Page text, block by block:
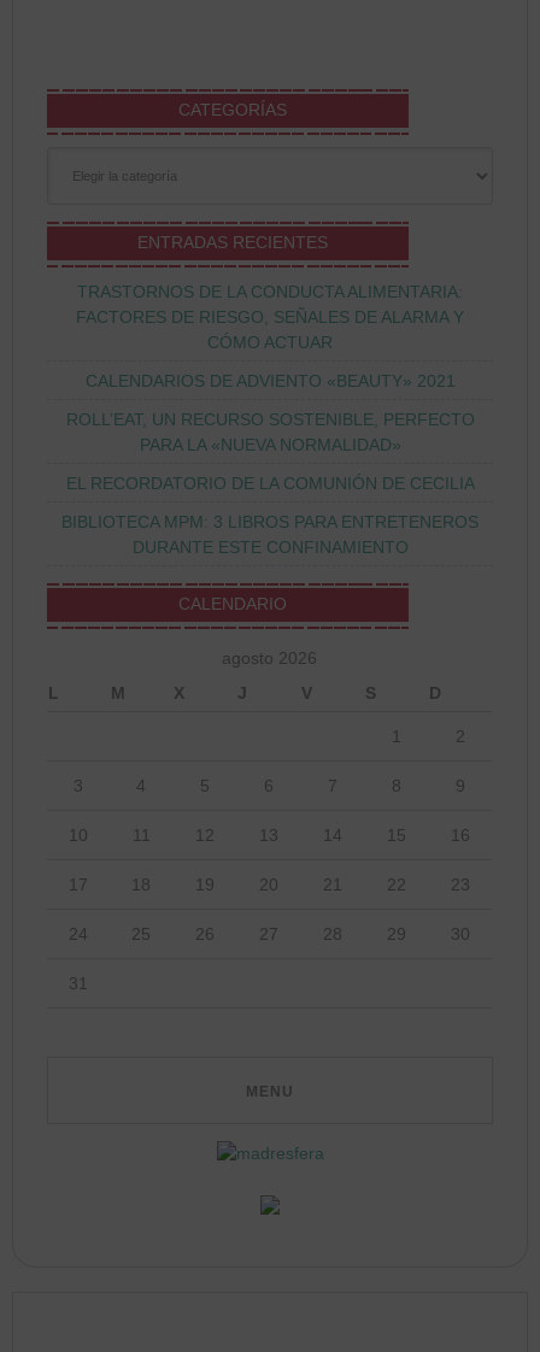
CATEGORÍAS
ENTRADAS RECIENTES
TRASTORNOS DE LA CONDUCTA ALIMENTARIA:
FACTORES DE RIESGO, SEÑALES DE ALARMA Y
CÓMO ACTUAR
CALENDARIOS DE ADVIENTO «BEAUTY» 2021
ROLL’EAT, UN RECURSO SOSTENIBLE, PERFECTO
PARA LA «NUEVA NORMALIDAD»
EL RECORDATORIO DE LA COMUNIÓN DE CECILIA
BIBLIOTECA MPM: 3 LIBROS PARA ENTRETENEROS
DURANTE ESTE CONFINAMIENTO
CALENDARIO
agosto 2026
L
M X J V S D
1 2
3 4 5 6 7 8 9
10 11 12 13 14 15 16
17 18 19 20 21 22 23
24 25 26 27 28 29 30
31